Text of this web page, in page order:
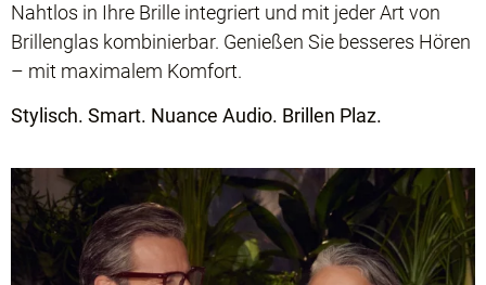
Nahtlos in Ihre Brille integriert und mit jeder Art von
Brillenglas kombinierbar. Genießen Sie besseres Hören
– mit maximalem Komfort.
Stylisch. Smart. Nuance Audio. Brillen Plaz.